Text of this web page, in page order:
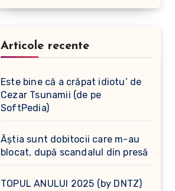
Articole recente
Este bine că a crăpat idiotu’ de
Cezar Tsunamii (de pe
SoftPedia)
Ăștia sunt dobitocii care m-au
blocat, după scandalul din presă
TOPUL ANULUI 2025 (by DNTZ)